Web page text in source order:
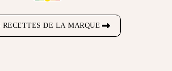
RECETTES DE LA MARQUE